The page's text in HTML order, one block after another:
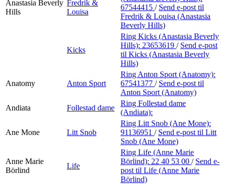
Anastasia Beverly
Hills
Fredrik &
Louisa
67544415 / Send e-post til
Fredrik & Louisa (Anastasia
Beverly Hills)
Kicks
Ring Kicks (Anastasia Beverly
Hills): 23653619 / Send e-post
til Kicks (Anastasia Beverly
Hills)
Anatomy Anton Sport
Ring Anton Sport (Anatomy):
67541377 / Send e-post til
Anton Sport (Anatomy)
Andiata
Follestad dame
Ring Follestad dame
(Andiata):
Ane Mone Litt Snob
Ring Litt Snob (Ane Mone):
91136951 / Send e-post til Litt
Snob (Ane Mone)
Anne Marie
Börlind
Life
Ring Life (Anne Marie
Börlind): 22 40 53 00 / Send e-
post til Life (Anne Marie
Börlind)